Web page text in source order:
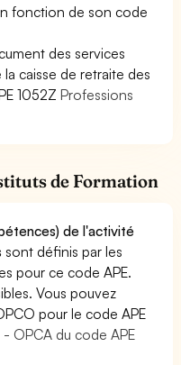
fonction de son code
des services
caisse de retraite des
1052ZProfessions
de Formation
de l'activité
sont définis par les
pour ce code APE.
Vous pouvez
pour le code APE
OPCA du code APE